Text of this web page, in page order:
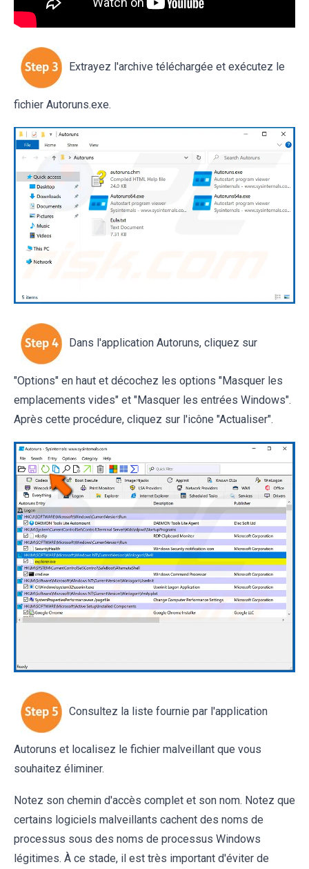
Extrayez l'archive téléchargée et exécutez le
fichier Autoruns.exe.
Dans l'application Autoruns, cliquez sur
"Options" en haut et décochez les options "Masquer les
emplacements vides" et "Masquer les entrées Windows".
Après cette procédure, cliquez sur l'icône "Actualiser".
Consultez la liste fournie par l'application
Autoruns et localisez le fichier malveillant que vous
souhaitez éliminer.
Notez son chemin d'accès complet et son nom. Notez que
certains logiciels malveillants cachent des noms de
processus sous des noms de processus Windows
légitimes. À ce stade, il est très important d'éviter de